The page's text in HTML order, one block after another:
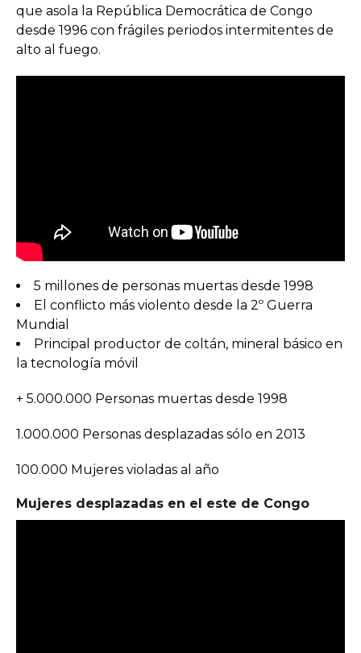
que asola la República Democrática de Congo
desde 1996 con frágiles periodos intermitentes de
alto al fuego.
5 millones de personas muertas desde 1998
El conflicto más violento desde la 2º Guerra
Mundial
Principal productor de coltán, mineral básico en
la tecnología móvil
+ 5.000.000 Personas muertas desde 1998
1.000.000 Personas desplazadas sólo en 2013
100.000 Mujeres violadas al año
Mujeres desplazadas en el este de Congo